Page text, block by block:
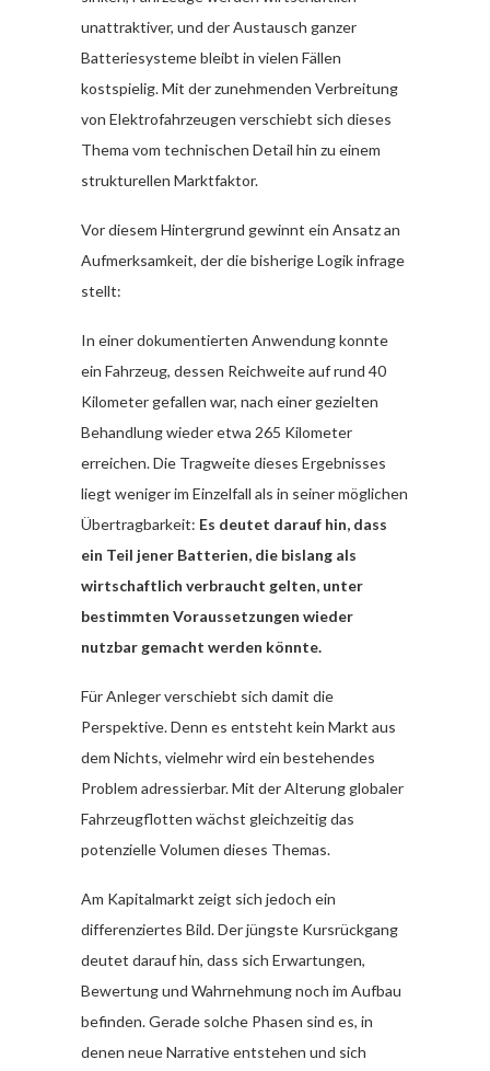
unattraktiver, und der Austausch ganzer
Batteriesysteme bleibt in vielen Fällen
kostspielig. Mit der zunehmenden Verbreitung
von Elektrofahrzeugen verschiebt sich dieses
Thema vom technischen Detail hin zu einem
strukturellen Marktfaktor.
Vor diesem Hintergrund gewinnt ein Ansatz an
Aufmerksamkeit, der die bisherige Logik infrage
stellt:
In einer dokumentierten Anwendung konnte
ein Fahrzeug, dessen Reichweite auf rund 40
Kilometer gefallen war, nach einer gezielten
Behandlung wieder etwa 265 Kilometer
erreichen. Die Tragweite dieses Ergebnisses
liegt weniger im Einzelfall als in seiner möglichen
Übertragbarkeit: Es deutet darauf hin, dass
ein Teil jener Batterien, die bislang als
wirtschaftlich verbraucht gelten, unter
bestimmten Voraussetzungen wieder
nutzbar gemacht werden könnte.
Für Anleger verschiebt sich damit die
Perspektive. Denn es entsteht kein Markt aus
dem Nichts, vielmehr wird ein bestehendes
Problem adressierbar. Mit der Alterung globaler
Fahrzeugflotten wächst gleichzeitig das
potenzielle Volumen dieses Themas.
Am Kapitalmarkt zeigt sich jedoch ein
differenziertes Bild. Der jüngste Kursrückgang
deutet darauf hin, dass sich Erwartungen,
Bewertung und Wahrnehmung noch im Aufbau
befinden. Gerade solche Phasen sind es, in
denen neue Narrative entstehen und sich